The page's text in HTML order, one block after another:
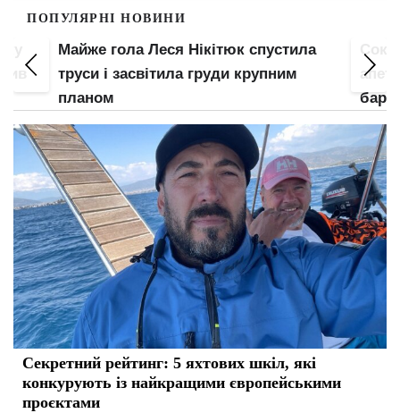
ПОПУЛЯРНІ НОВИНИ
Майже гола Леся Нікітюк спустила
труси і засвітила груди крупним
планом
Секретний рейтинг: 5 яхтових шкіл, які
конкурують із найкращими європейськими
проєктами